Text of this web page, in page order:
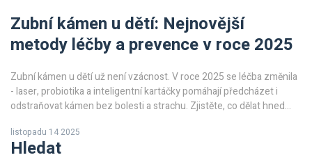
Zubní kámen u dětí: Nejnovější
metody léčby a prevence v roce 2025
Zubní kámen u dětí už není vzácnost. V roce 2025 se léčba změnila
- laser, probiotika a inteligentní kartáčky pomáhají předcházet i
odstraňovat kámen bez bolesti a strachu. Zjistěte, co dělat hned
listopadu 14 2025
Hledat